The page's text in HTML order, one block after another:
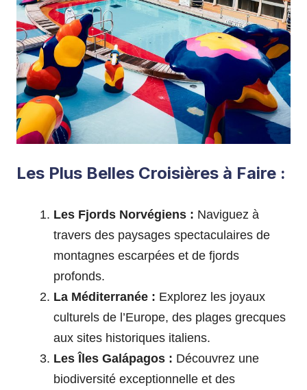
Les Plus Belles Croisières à Faire :
Les Fjords Norvégiens : Naviguez à
travers des paysages spectaculaires de
montagnes escarpées et de fjords
profonds.
La Méditerranée : Explorez les joyaux
culturels de l’Europe, des plages grecques
aux sites historiques italiens.
Les Îles Galápagos : Découvrez une
biodiversité exceptionnelle et des